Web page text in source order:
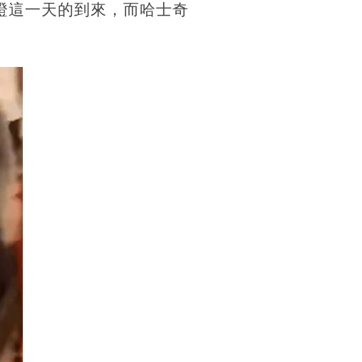
這一天的到來，而哈士奇